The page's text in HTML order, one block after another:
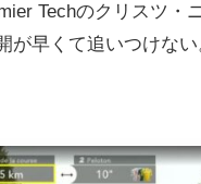
Techのクリスツ・
が早くて追いつけない